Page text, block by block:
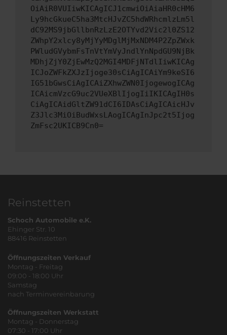
OiAiR0VUIiwKICAgICJ1cmwiOiAiaHR0cHM6
Ly9hcGkueC5ha3MtcHJvZC5hdWRhcmlzLm5l
dC92MS9jbGllbnRzLzE2OTYvd2Vic2l0ZS12
ZWhpY2xlcy8yMjYyMDglMjMxNDM4P2ZpZWxk
PWludGVybmFsTnVtYmVyJndlYnNpdGU9NjBk
MDhjZjY0ZjEwMzQ2MGI4MDFjNTdlIiwKICAg
ICJoZWFkZXJzIjoge30sCiAgICAiYm9keSI6
IG51bGwsCiAgICAiZXhwZWN0IjogewogICAg
ICAicmVzcG9uc2VUeXBlIjogIiIKICAgIH0s
CiAgICAidGltZW91dCI6IDAsCiAgICAicHJv
Z3Jlc3MiOiBudWxsLAogICAgInJpc2t5Ijog
ZmFsc2UKICB9Cn0=
Reinstetten
Schoch Automobile e.K.
Ehinger Str. 10
88416 Reinstetten
Öffnungszeiten Verkauf
Montag - Freitag
09:00 - 18:00 Uhr
Samstag
nach Terminvereinbarung
Öffnungszeiten Werkstatt
Montag - Donnerstag
07:30 - 17:00 Uhr